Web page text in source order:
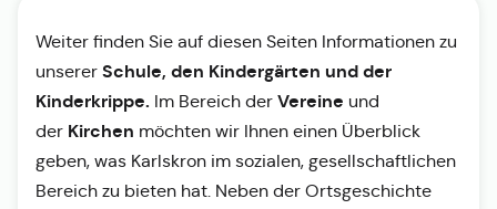
Weiter finden Sie auf diesen Seiten Informationen zu
unserer Schule, den Kindergärten und der
Kinderkrippe. Im Bereich der Vereine und
der Kirchen möchten wir Ihnen einen Überblick
geben, was Karlskron im sozialen, gesellschaftlichen
Bereich zu bieten hat. Neben der Ortsgeschichte